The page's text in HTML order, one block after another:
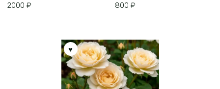
2000 ₽
800 ₽